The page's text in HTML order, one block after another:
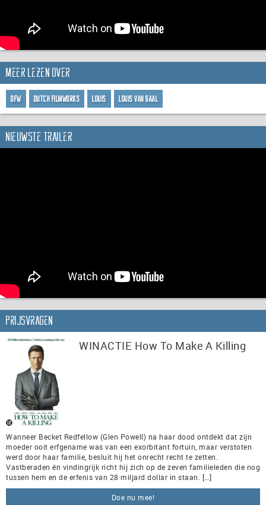
Meer lezen over
DFW Dutch FilmWorks Louis Louis van Gaal
Nieuwste trailer
Prijsvragen
WINACTIE How To Make A Killing
Wanneer Becket Redfellow (Glen Powell) na haar dood ontdekt dat zijn
moeder ooit erfgename was van een exorbitant fortuin, maar verstoten
werd door haar familie, besluit hij het onrecht recht te zetten.
Vastberaden én vindingrijk richt hij zich op de zeven familieleden die nog
tussen hem en de erfenis van 28 miljard dollar in staan. […]
Doe nu mee!